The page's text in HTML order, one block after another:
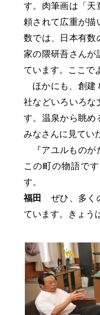
す。肉筆画は「天
頼されて広重が描
数では、日本有数
家の隈研吾さんが
ています。ここで
ほかにも、創建
社などいろいろな
す。温泉から眺め
みなさんに見てい
『アユルもの
この町の物語で
す。
福田
ぜひ、多く
ています。きょう